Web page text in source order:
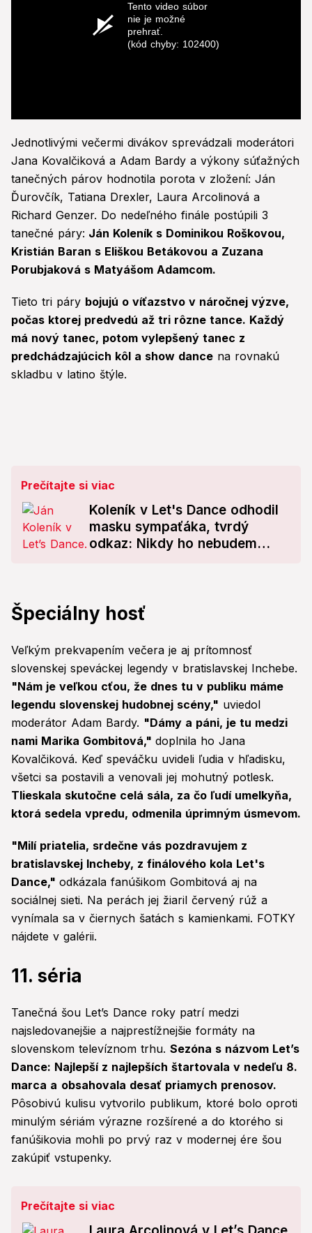
Tento video súbor
nie je možné
prehrať.
(kód chyby: 102400)
Jednotlivými večermi divákov sprevádzali moderátori
Jana Kovalčiková a Adam Bardy a výkony súťažných
tanečných párov hodnotila porota v zložení: Ján
Ďurovčík, Tatiana Drexler, Laura Arcolinová a
Richard Genzer. Do nedeľného finále postúpili 3
tanečné páry: Ján Koleník s Dominikou Roškovou,
Kristián Baran s Eliškou Betákovou a Zuzana
Porubjaková s Matyášom Adamcom.
Tieto tri páry bojujú o víťazstvo v náročnej výzve,
počas ktorej predvedú až tri rôzne tance. Každý
má nový tanec, potom vylepšený tanec z
predchádzajúcich kôl a show dance na rovnakú
skladbu v latino štýle.
Prečítajte si viac
Koleník v Let's Dance odhodil
masku sympaťáka, tvrdý
odkaz: Nikdy ho nebudem
Špeciálny hosť
Veľkým prekvapením večera je aj prítomnosť
slovenskej speváckej legendy v bratislavskej Inchebe.
"Nám je veľkou cťou, že dnes tu v publiku máme
legendu slovenskej hudobnej scény," uviedol
moderátor Adam Bardy. "Dámy a páni, je tu medzi
nami Marika Gombitová," doplnila ho Jana
Kovalčiková. Keď speváčku uvideli ľudia v hľadisku,
všetci sa postavili a venovali jej mohutný potlesk.
Tlieskala skutočne celá sála, za čo ľudí umelkyňa,
ktorá sedela vpredu, odmenila úprimným úsmevom.
"Milí priatelia, srdečne vás pozdravujem z
bratislavskej Incheby, z finálového kola Let's
Dance," odkázala fanúšikom Gombitová aj na
sociálnej sieti. Na perách jej žiaril červený rúž a
vynímala sa v čiernych šatách s kamienkami. FOTKY
nájdete v galérii.
11. séria
Tanečná šou Let’s Dance roky patrí medzi
najsledovanejšie a najprestížnejšie formáty na
slovenskom televíznom trhu. Sezóna s názvom Let’s
Dance: Najlepší z najlepších štartovala v nedeľu 8.
marca a obsahovala desať priamych prenosov.
Pôsobivú kulisu vytvorilo publikum, ktoré bolo oproti
minulým sériám výrazne rozšírené a do ktorého si
fanúšikovia mohli po prvý raz v modernej ére šou
zakúpiť vstupenky.
Prečítajte si viac